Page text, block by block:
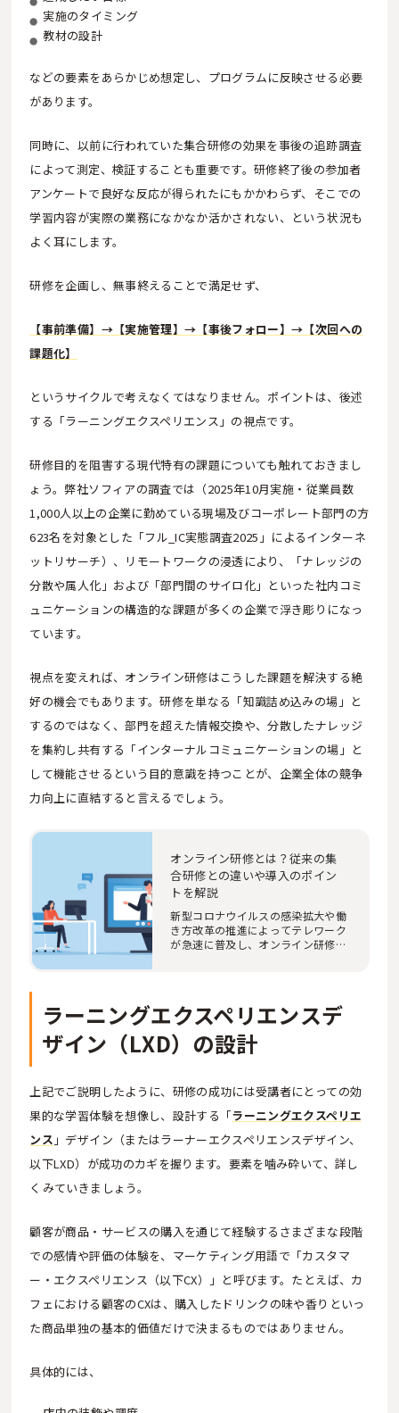
実施のタイミング
教材の設計
などの要素をあらかじめ想定し、プログラムに反映させる必要
があります。
同時に、以前に行われていた集合研修の効果を事後の追跡調査
によって測定、検証することも重要です。研修終了後の参加者
アンケートで良好な反応が得られたにもかかわらず、そこでの
学習内容が実際の業務になかなか活かされない、という状況も
よく耳にします。
研修を企画し、無事終えることで満足せず、
【事前準備】→【実施管理】→【事後フォロー】→【次回への
課題化】
というサイクルで考えなくてはなりません。ポイントは、後述
する「ラーニングエクスペリエンス」の視点です。
研修目的を阻害する現代特有の課題についても触れておきまし
ょう。弊社ソフィアの調査では（2025年10月実施・従業員数
1,000人以上の企業に勤めている現場及びコーポレート部門の方
623名を対象とした「フル_IC実態調査2025」によるインターネ
ットリサーチ）、リモートワークの浸透により、「ナレッジの
分散や属人化」および「部門間のサイロ化」といった社内コミ
ュニケーションの構造的な課題が多くの企業で浮き彫りになっ
ています。
視点を変えれば、オンライン研修はこうした課題を解決する絶
好の機会でもあります。研修を単なる「知識詰め込みの場」と
するのではなく、部門を超えた情報交換や、分散したナレッジ
を集約し共有する「インターナルコミュニケーションの場」と
して機能させるという目的意識を持つことが、企業全体の競争
力向上に直結すると言えるでしょう。
オンライン研修とは？従来の集
合研修との違いや導入のポイン
トを解説
新型コロナウイルスの感染拡大や働
き方改革の推進によってテレワーク
が急速に普及し、オンライン研修の
ラーニングエクスペリエンスデ
ザイン（LXD）の設計
上記でご説明したように、研修の成功には受講者にとっての効
果的な学習体験を想像し、設計する「ラーニングエクスペリエ
ンス 」デザイン（またはラーナーエクスペリエンスデザイン、
以下LXD）が成功のカギを握ります。要素を噛み砕いて、詳し
くみていきましょう。
顧客が商品・サービスの購入を通じて経験するさまざまな段階
での感情や評価の体験を、マーケティング用語で「カスタマ
ー・エクスペリエンス（以下CX）」と呼びます。たとえば、カ
フェにおける顧客のCXは、購入したドリンクの味や香りといっ
た商品単独の基本的価値だけで決まるものではありません。
具体的には、